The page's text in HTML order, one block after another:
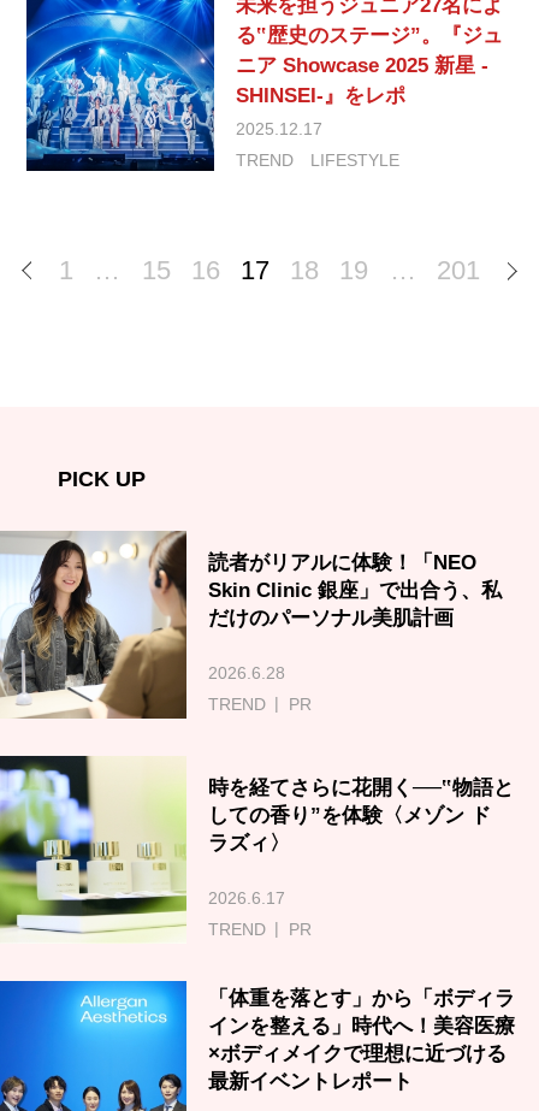
未来を担うジュニア27名によ
る‟歴史のステージ”。『ジュ
ニア Showcase 2025 新星 -
SHINSEI-』をレポ
2025.12.17
TREND
LIFESTYLE
1 … 15 16 17 18 19 … 201
PICK UP
読者がリアルに体験！「NEO
Skin Clinic 銀座」で出合う、私
だけのパーソナル美肌計画
2026.6.28
TREND
PR
時を経てさらに花開く──‟物語と
しての香り”を体験〈メゾン ド
ラズィ〉
2026.6.17
TREND
PR
「体重を落とす」から「ボディラ
インを整える」時代へ！美容医療
×ボディメイクで理想に近づける
最新イベントレポート